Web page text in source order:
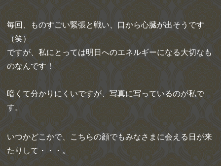
毎回、ものすごい緊張と戦い、口から心臓が出そうです
（笑）
ですが、私にとっては明日へのエネルギーになる大切なも
のなんです！
暗くて分かりにくいですが、写真に写っているのが私で
す。
いつかどこかで、こちらの顔でもみなさまに会える日が来
たりして・・・。